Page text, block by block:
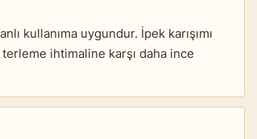
kullanıma uygundur. İpek karışımı
ihtimaline karşı daha ince